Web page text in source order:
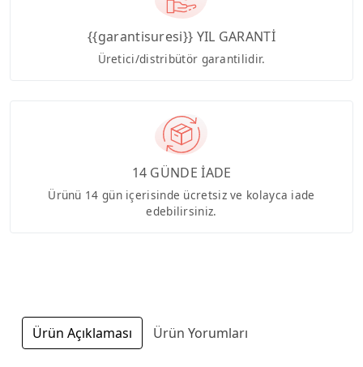
{{garantisuresi}} YIL GARANTİ
Üretici/distribütör garantilidir.
14 GÜNDE İADE
Ürünü 14 gün içerisinde ücretsiz ve kolayca iade
edebilirsiniz.
Ürün Açıklaması Ürün Yorumları